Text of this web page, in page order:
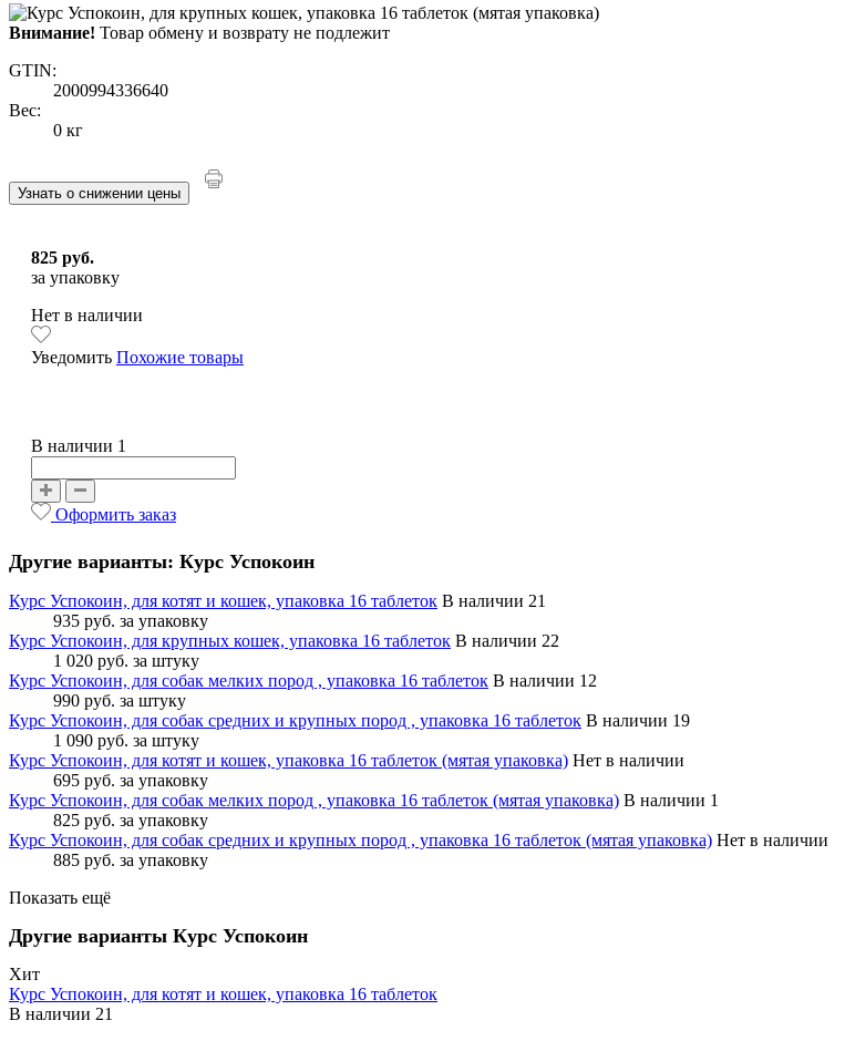
Внимание! Товар обмену и возврату не подлежит
GTIN:
2000994336640
Вес:
0 кг
Узнать о снижении цены
825 руб.
за упаковку
Нет в наличии
Уведомить Похожие товары
В наличии 1
Оформить заказ
Другие варианты: Курс Успокоин
Курс Успокоин, для котят и кошек, упаковка 16 таблеток В наличии 21
935 руб. за упаковку
Курс Успокоин, для крупных кошек, упаковка 16 таблеток В наличии 22
1 020 руб. за штуку
Курс Успокоин, для собак мелких пород , упаковка 16 таблеток В наличии 12
990 руб. за штуку
Курс Успокоин, для собак средних и крупных пород , упаковка 16 таблеток В наличии 19
1 090 руб. за штуку
Курс Успокоин, для котят и кошек, упаковка 16 таблеток (мятая упаковка) Нет в наличии
695 руб. за упаковку
Курс Успокоин, для собак мелких пород , упаковка 16 таблеток (мятая упаковка) В наличии 1
825 руб. за упаковку
Курс Успокоин, для собак средних и крупных пород , упаковка 16 таблеток (мятая упаковка) Нет в наличии
885 руб. за упаковку
Показать ещё
Другие варианты Курс Успокоин
Хит
Курс Успокоин, для котят и кошек, упаковка 16 таблеток
В наличии 21